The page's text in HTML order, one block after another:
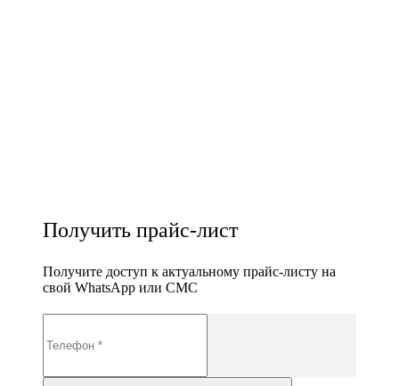
Получить прайс-лист
Получите доступ к актуальному прайс-листу на
свой WhatsApp или СМС